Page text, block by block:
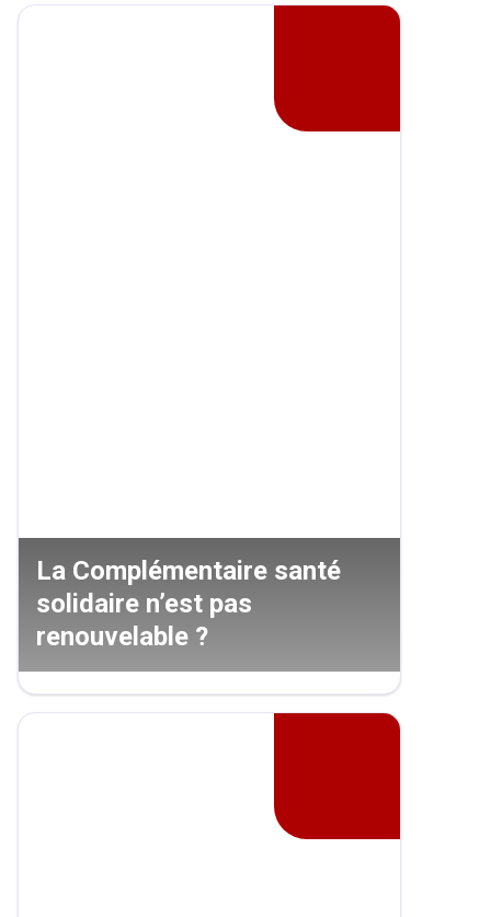
La Complémentaire santé
solidaire n’est pas
renouvelable ?